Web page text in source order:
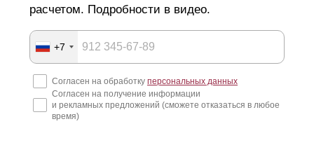
расчетом. Подробности в видео.
+7
Согласен на обработку персональных данных
Согласен на получение информации
и рекламных предложений (сможете отказаться в любое
время)